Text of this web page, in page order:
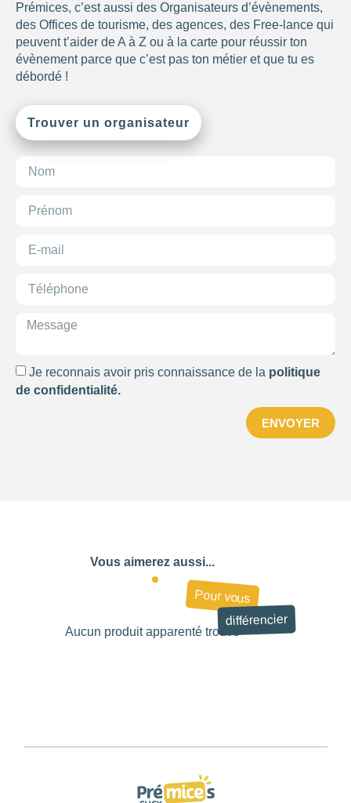
Prémices, c’est aussi des Organisateurs d’évènements,
des Offices de tourisme, des agences, des Free-lance qui
peuvent t’aider de A à Z ou à la carte pour réussir ton
évènement parce que c’est pas ton métier et que tu es
débordé !
Trouver un organisateur
Je reconnais avoir pris connaissance de la politique
de confidentialité.
ENVOYER
Vous aimerez aussi...
Pour vous
différencier
Aucun produit apparenté trouvé
Choisir
PRESTATION
CONSEILLÉ
POUR